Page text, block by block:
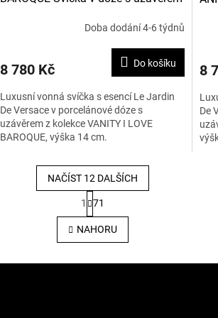
Doba dodání 4-6 týdnů
8 780 Kč Do košíku
Luxusní vonná svíčka s esencí Le Jardin
De Versace v porcelánové dóze s
uzávěrem z kolekce VANITY I LOVE
BAROQUE, výška 14 cm.
8
De
O
v
l
d
NAČÍST 12 DALŠÍCH
S
t
r
á
n
1 71
NAHORU